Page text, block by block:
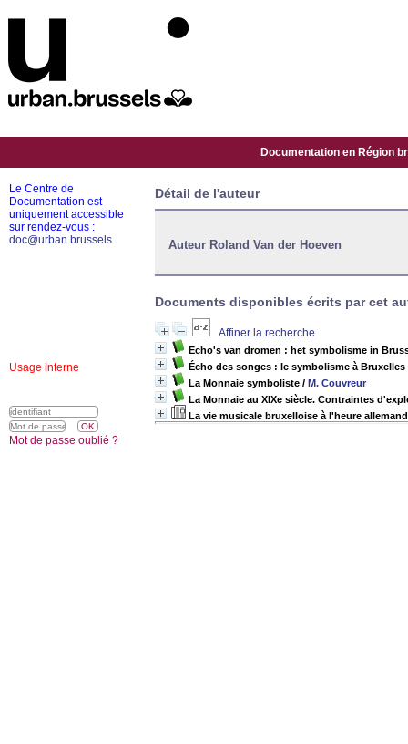
Documentation en Région
Détail de l'auteur
Auteur Roland Van der Hoeven
Documents disponibles écrits par cet
Affiner la recherche
Echo's van dromen : het symbolisme in
Écho des songes : le symbolisme à Bruxelles
La Monnaie symboliste / M. Couvreur
La Monnaie au XIXe siècle. Contraintes
La vie musicale bruxelloise à l'heure
Le Centre de
Documentation est
uniquement accessible
sur rendez-vous :
doc@urban.brussels
Usage interne
Mot de passe oublié ?